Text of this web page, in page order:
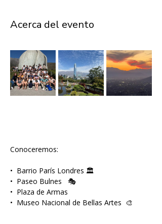
Acerca del evento
Conoceremos:
•⁠  ⁠Barrio París Londres 🏛
•⁠  ⁠Paseo Bulnes   🎭
•⁠  ⁠Plaza de Armas
•⁠  ⁠Museo Nacional de Bellas Artes  🎨